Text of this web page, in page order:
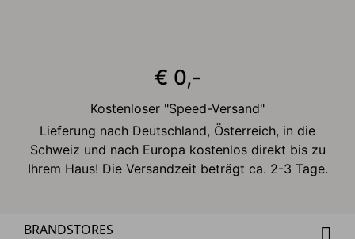
€ 0,-
Kostenloser "Speed-Versand"
Lieferung nach Deutschland, Österreich, in die
Schweiz und nach Europa kostenlos direkt bis zu
Ihrem Haus! Die Versandzeit beträgt ca. 2-3 Tage.
BRANDSTORES